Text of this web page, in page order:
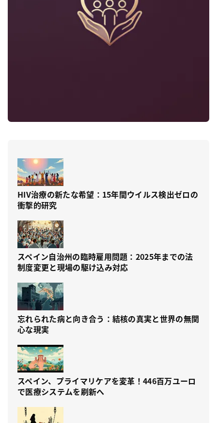
HIV治療の新たな希望：15年間ウイルス検出ゼロの
衝撃的研究
スペイン自治州の臨時雇用問題：2025年までの法
制度変更と現場の駆け込み対応
忘れられた病と向き合う：結核の真実と世界の無関
心な現実
スペイン、プライマリケアを変革！446百万ユーロ
で医療システムを刷新へ